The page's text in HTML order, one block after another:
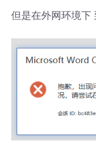
但是在外网环境下